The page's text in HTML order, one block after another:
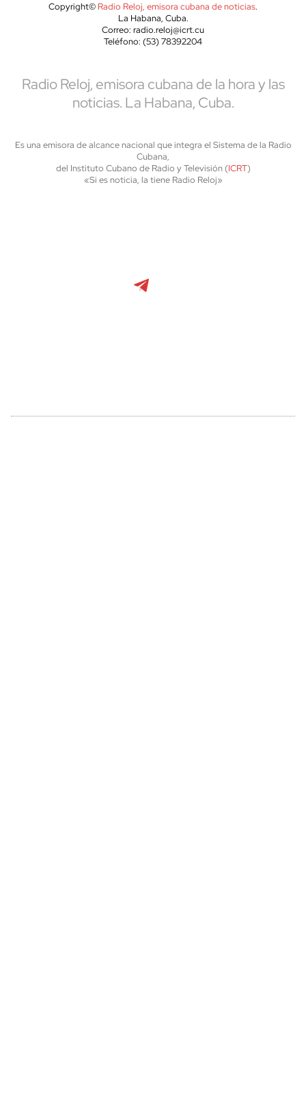
Copyright© Radio Reloj, emisora cubana de noticias.
La Habana, Cuba.
Correo: radio.reloj@icrt.cu
Teléfono: (53) 78392204
Radio Reloj, emisora cubana de la hora y las
noticias. La Habana, Cuba.
Es una emisora de alcance nacional que integra el Sistema de la Radio
Cubana,
del Instituto Cubano de Radio y Televisión (ICRT)
«Si es noticia, la tiene Radio Reloj»